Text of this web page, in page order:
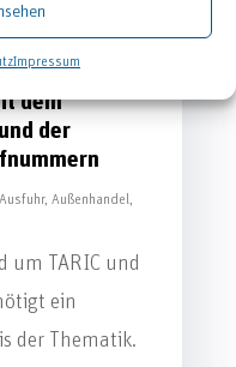
Impressum
dem
der
Ausfuhr, Außenhandel
um TARIC und
ein
der Thematik.